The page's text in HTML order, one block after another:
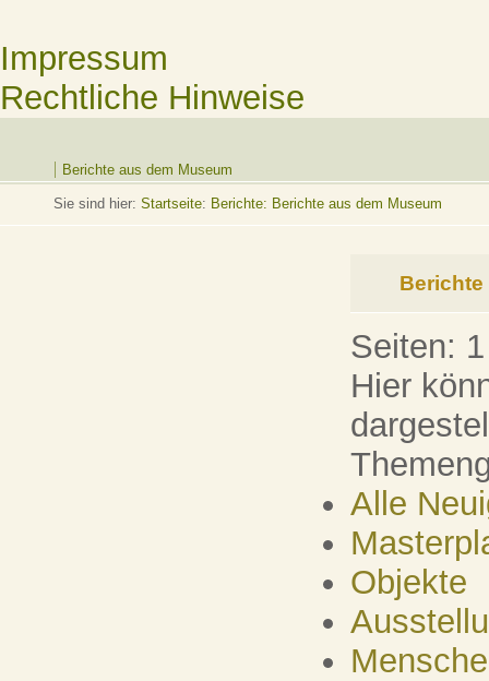
Impressum
Rechtliche Hinweise
Berichte aus dem Museum
Sie sind hier: Startseite: Berichte: Berichte aus dem Museum
Seiten: 1
Hier
Alle
Objekte